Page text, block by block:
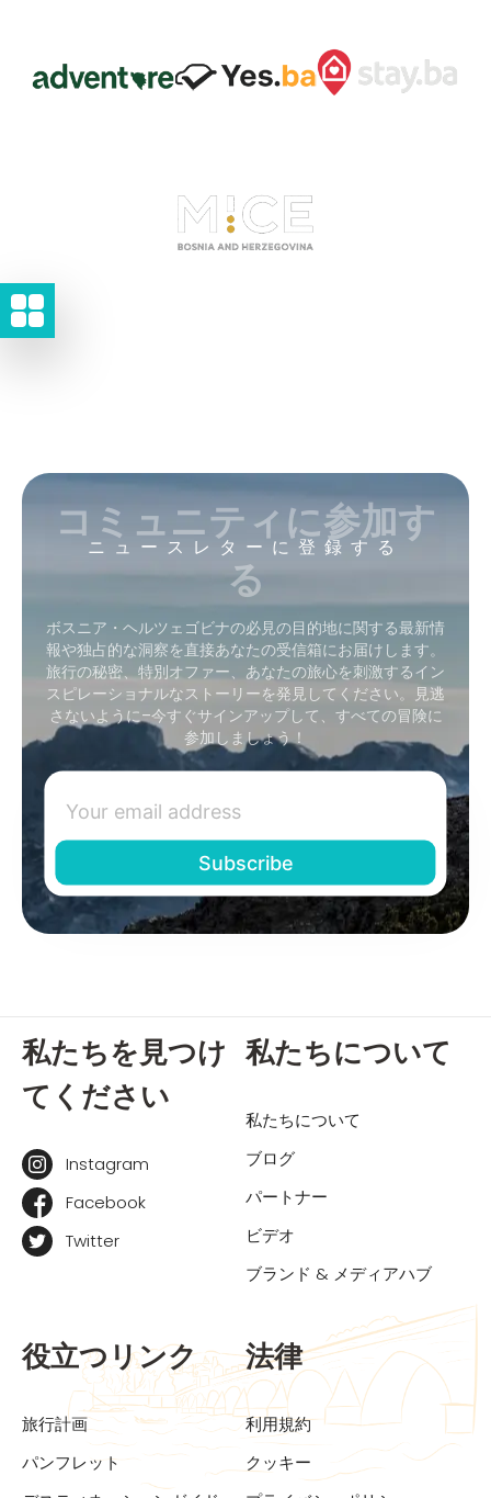
ニュースレターに登録する
コミュニティに参加す
る
ボスニア・ヘルツェゴビナの必見の目的地に関する最新情
報や独占的な洞察を直接あなたの受信箱にお届けします。
旅行の秘密、特別オファー、あなたの旅心を刺激するイン
スピレーショナルなストーリーを発見してください。見逃
さないように–今すぐサインアップして、すべての冒険に
参加しましょう！
私たちを見つけ
てください
Instagram
Facebook
Twitter
私たちについて
私たちについて
ブログ
パートナー
ビデオ
ブランド & メディアハブ
役立つリンク
旅行計画
パンフレット
法律
利用規約
クッキー